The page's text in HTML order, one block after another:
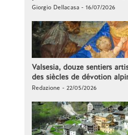
Giorgio Dellacasa - 16/07/2026
Valsesia, douze sentiers
des siècles de dévotion
Redazione - 22/05/2026